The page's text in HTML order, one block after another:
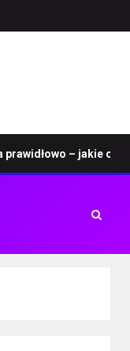
– jakie objawy